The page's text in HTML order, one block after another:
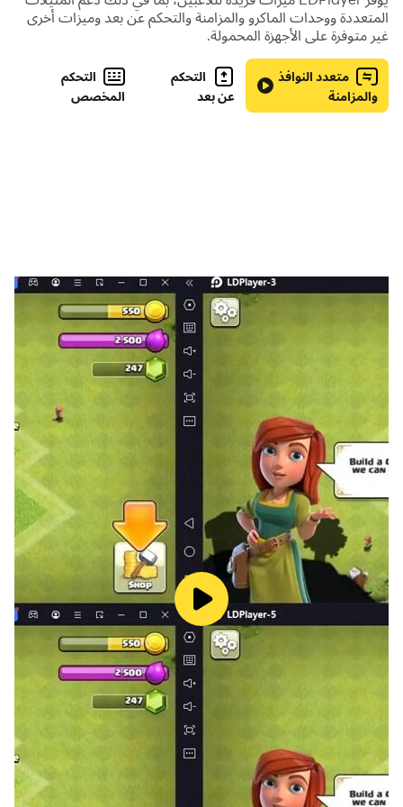
خمّن الكلمات وامرح. إنّ لعبة ألغاز الكلمات سوف تضيف البهجة
الى يومك فهي مناسبة للفتيان و الفتيات بجميع الأعمار. يمكنك أن
تلعب ألعاب الكلمات لوحدك أو مع أصدقائك.
هذه لعبة الكلمات الأكثر تشويقاً. واجه تحدي الكلمات من
لا انترنت؟ لا مشكلة! العب عبر أو بدون الانترنت أينما تريد!
ألعاب تخمين الصُوَر لكافّة المستويات
- تحديات الكلمات تأتي بصعوبات متنوّعة
- ألعاب تخمين الكلمات ممتعة لجميع الأعمار في الوضعية السهلة
- ألعاب دماغ مع مجموعة صعبة من الصُوَر
- تدريب الدماغ يصبح أكثر إثارة ومتعة مع مجموعة الصُور البالغة
الصعوبة!
خمّن المشاهير
- تخمين هوية المشاهير هي من ألعاب الدماغ الممتعة التي توسّع
معلوماتك بثقافة البوب
- أحجية الصُوَر هذه تضم أفضل المشاهير فهل أنت على قدر
- خمّن الشعار أو اسم المطعم المفضّل لديك في ألغاز كلمات صعبة
ألعاب أفلام وبرامج تلفزيونية
المتعددة ووحدات الماكرو والمزامنة والتحكم عن بعد وميزات أخرى
غير متوفرة على الأجهزة المحمولة.
متعدد النوافذ
والمزامنة
التحكم
عن بعد
التحكم
المخصص